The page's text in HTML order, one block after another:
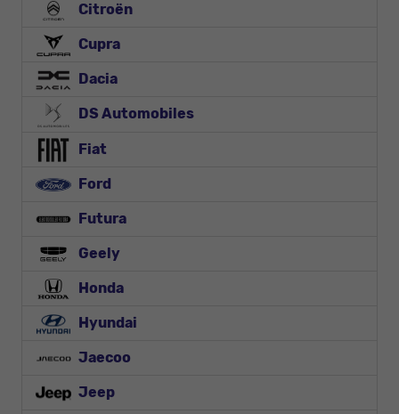
Citroën
Cupra
Dacia
DS Automobiles
Fiat
Ford
Futura
Geely
Honda
Hyundai
Jaecoo
Jeep